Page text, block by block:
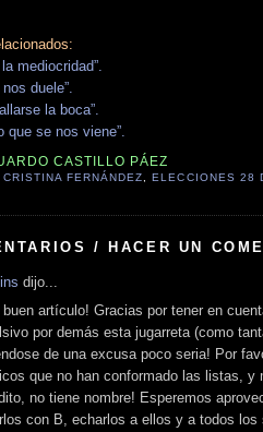
mediocridad”.
duele”.
la boca”.
que se nos viene”.
CASTILLO PÁEZ
CRISTINA FERNÁNDEZ ,ELECCIONES 28
/ HACER UN
dijo...
buen artículo! Gracias por tener en
por demás esta jugarreta (como
de una excusa poco seria! Por
que no han conformado las listas, y
no tiene nombre! Esperemos
con B, echarlos a ellos y a todos